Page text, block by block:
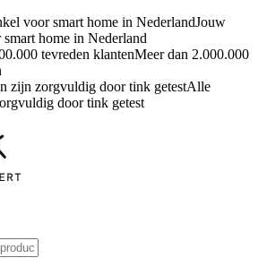
Jouw
home in Nederland
Meer dan 2.000.000
Alle
door tink getest